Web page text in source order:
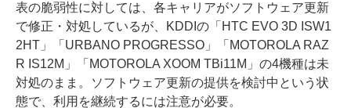
表の脆弱性に対しては、各キャリアがソフトウェア更新
で修正・対処しているが、KDDIの「HTC EVO 3D ISW1
2HT」「URBANO PROGRESSO」「MOTOROLA RAZ
R IS12M」「MOTOROLA XOOM TBi11M」の4機種は未
対処のまま。ソフトウェア更新の提供を検討中という状
態で、利用を継続するには注意が必要。